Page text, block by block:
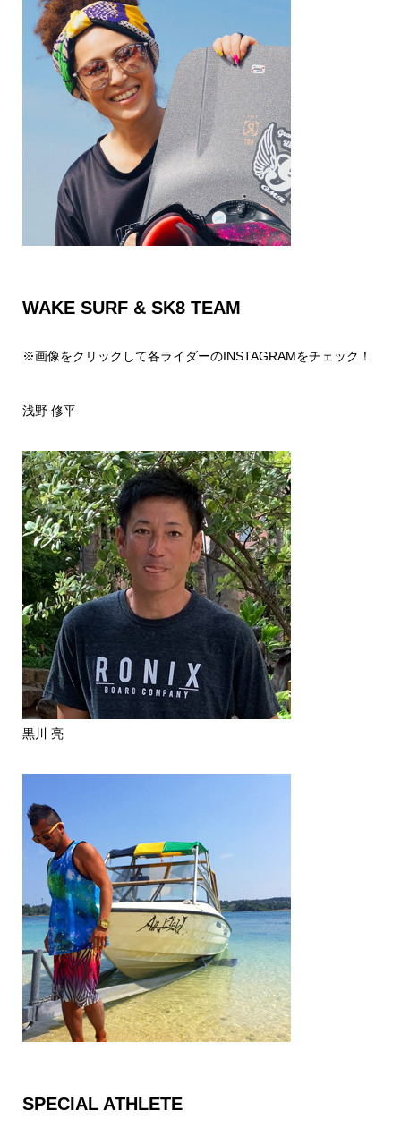
WAKE SURF & SK8 TEAM
※画像をクリックして各ライダーのINSTAGRAMをチェック！
浅野 修平
黒川 亮
SPECIAL ATHLETE